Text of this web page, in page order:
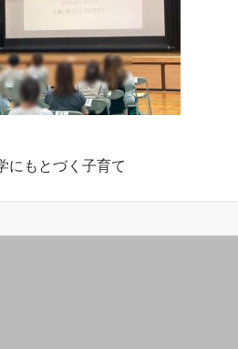
にもとづく子育て